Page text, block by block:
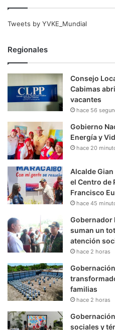
Tweets by YVKE_Mundial
Regionales
Consejo
Cabimas
vacantes
hace 56
Gobierno
Energía y
hace 20
Alcalde
el Centro de
Francisco
hace 45
Gobernador
suman un
atención
hace 2 horas
familias
hace 2 horas
sociales y